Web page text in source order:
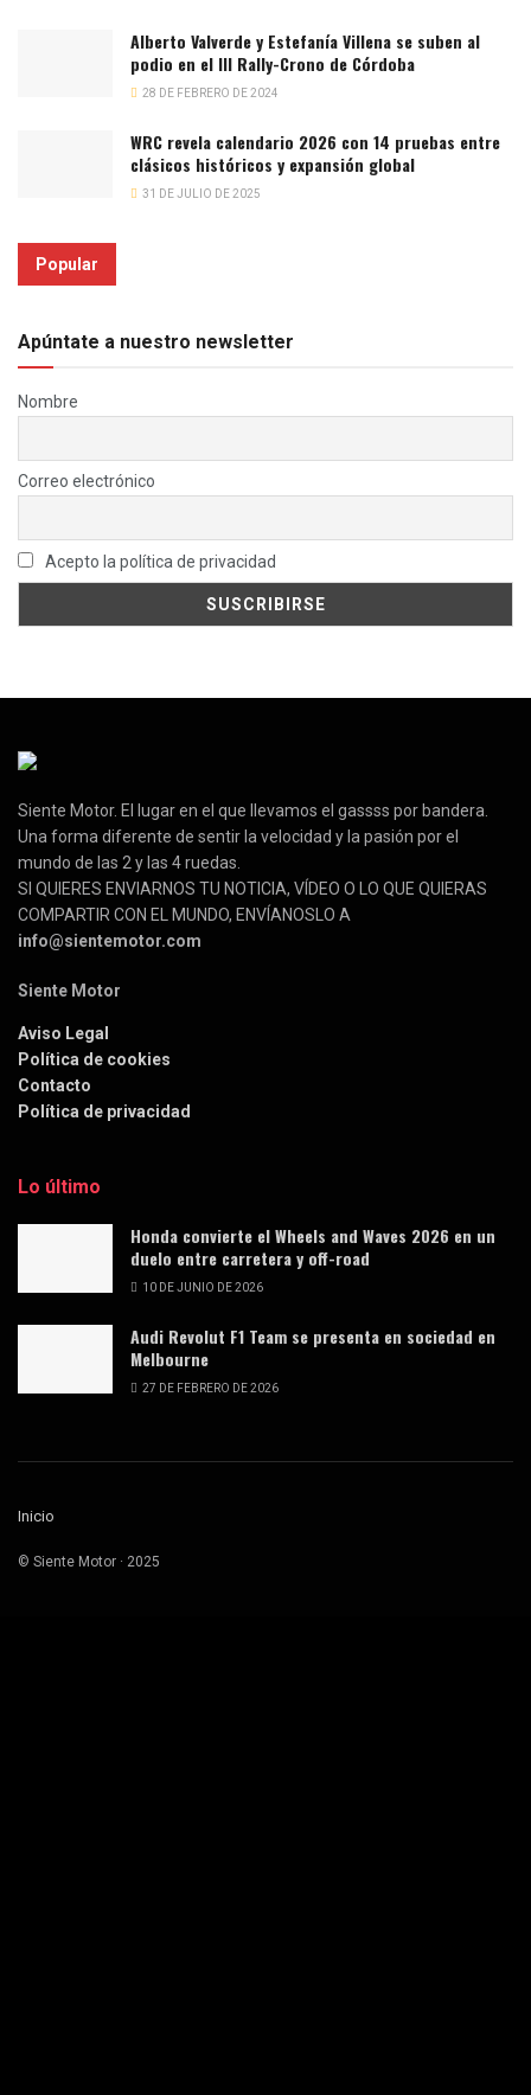
Alberto Valverde y Estefanía Villena se suben al
podio en el III Rally-Crono de Córdoba
28 DE FEBRERO DE 2024
WRC revela calendario 2026 con 14 pruebas entre
clásicos históricos y expansión global
31 DE JULIO DE 2025
Popular
Apúntate a nuestro newsletter
Nombre
Correo electrónico
Acepto la política de privacidad
Siente Motor. El lugar en el que llevamos el gassss por bandera.
Una forma diferente de sentir la velocidad y la pasión por el
mundo de las 2 y las 4 ruedas.
SI QUIERES ENVIARNOS TU NOTICIA, VÍDEO O LO QUE QUIERAS
COMPARTIR CON EL MUNDO, ENVÍANOSLO A
info@sientemotor.com
Siente Motor
Aviso Legal
Política de cookies
Contacto
Política de privacidad
Lo último
Honda convierte el Wheels and Waves 2026 en un
duelo entre carretera y off-road
10 DE JUNIO DE 2026
Audi Revolut F1 Team se presenta en sociedad en
Melbourne
27 DE FEBRERO DE 2026
Inicio
© Siente Motor · 2025